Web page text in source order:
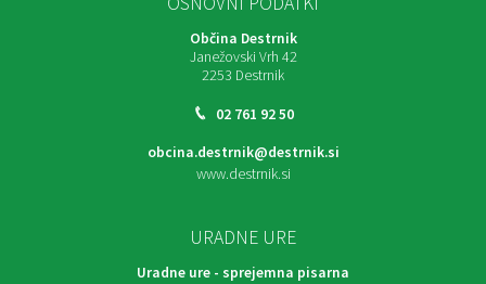
Občina Destrnik
Janežovski Vrh 42
2253 Destrnik
02 761 92 50
obcina.destrnik@destrnik.si
www.destrnik.si
URADNE URE
Uradne ure - sprejemna pisarna